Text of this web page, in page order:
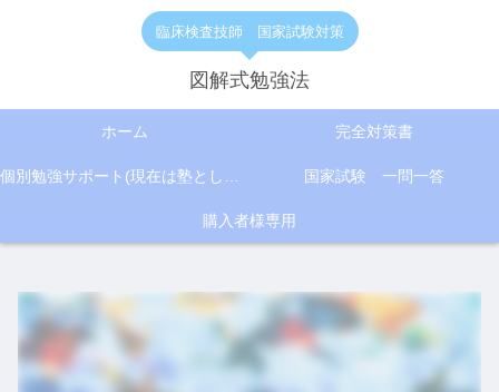
臨床検査技師 国家試験対策
図解式勉強法
ホーム 完全対策書
国家試験 一問一答
購入者様専用